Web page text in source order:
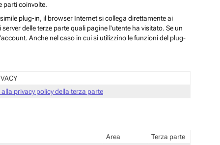
parti coinvolte.
plug-in, il browser Internet si collega direttamente ai
delle terze parte quali pagine l'utente ha visitato. Se un
Anche nel caso in cui si utilizzino le funzioni del plug-
alla privacy policy della terza parte
Area
Terza parte